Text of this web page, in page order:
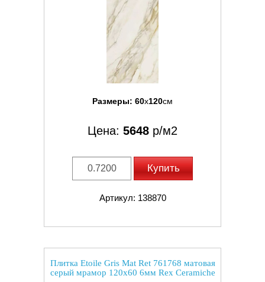
Размеры: 60x120см
Цена: 5648 р/м2
Купить
Артикул: 138870
Плитка Etoile Gris Mat Ret 761768 матовая
серый мрамор 120x60 6мм Rex Ceramiche